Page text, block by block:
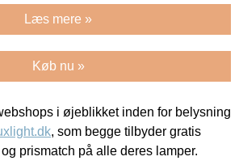
Læs mere »
Køb nu »
i øjeblikket inden for belysning
, som begge tilbyder gratis
prismatch på alle deres lamper.